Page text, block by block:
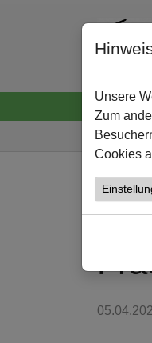
Zum Hauptinhalt springen
Sie sind
Unsere
Zum
Cookies